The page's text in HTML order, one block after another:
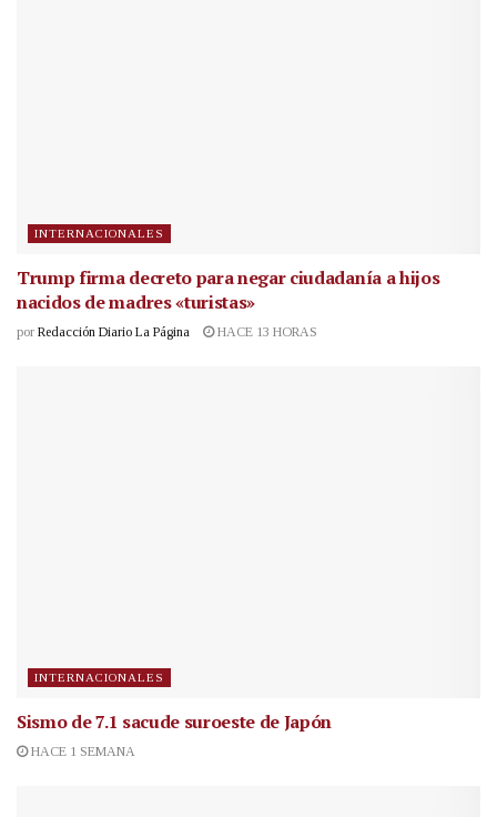
INTERNACIONALES
Trump firma decreto para negar ciudadanía a hijos
nacidos de madres «turistas»
por Redacción Diario La Página HACE 13 HORAS
INTERNACIONALES
Sismo de 7.1 sacude suroeste de Japón
HACE 1 SEMANA